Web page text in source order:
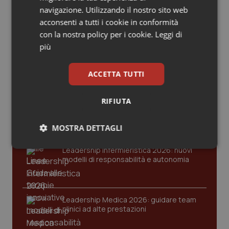
Veneto
Oncoematologia
Oncologia & Nutrizione
Psoriasi & pelle
Quotidiano Cardiologia
Quotidiano Chirurgia
Quotidiano Oncologia
Quotidiano Pediatria
Rene & patologie urogenitali
Ultime analisi e review da QS Pro
Gold
Gestione dell'Ipertensione resistente:
Leadership Infermieristica 2026: nuovi
modelli di responsabilità e autonomia
Leadership Medica 2026: guidare team
clinici ad alte prestazioni
navigazione. Utilizzando il nostro sito web
acconsenti a tutti i cookie in conformità
con la nostra policy per i cookie. Leggi di
più
ACCETTA TUTTI
RIFIUTA
MOSTRA DETTAGLI
Necessari Statistici Marketing
Necessari